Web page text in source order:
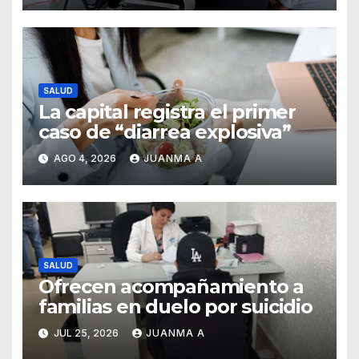
el noviazgo
SALUD
La capital registra el primer
caso de “diarrea explosiva”
AGO 4, 2026 JUANMA A
SALUD
Ofrecen acompañamiento a
familias en duelo por suicidio
JUL 25, 2026 JUANMA A